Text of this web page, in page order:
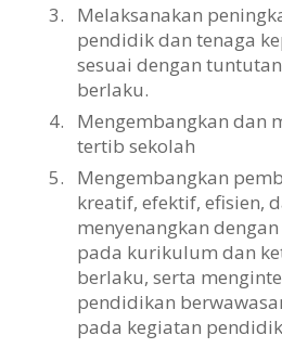
3.
Melaksanakan
pendidik dan tenaga
sesuai dengan
berlaku.
4.
Mengembangkan dan
tertib sekolah
5.
Mengembangkan
kreatif, efektif, efisien,
menyenangkan
pada kurikulum dan
berlaku, serta
pendidikan
pada kegiatan